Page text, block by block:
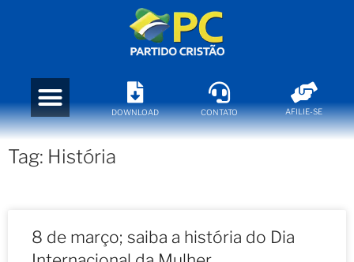
DOWNLOAD CONTATO AFILIE-SE
Tag: História
8 de março; saiba a história do Dia